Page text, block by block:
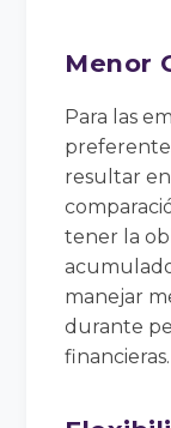
Menor
Para las
resultar
tener la
manejar
durante
financieras.